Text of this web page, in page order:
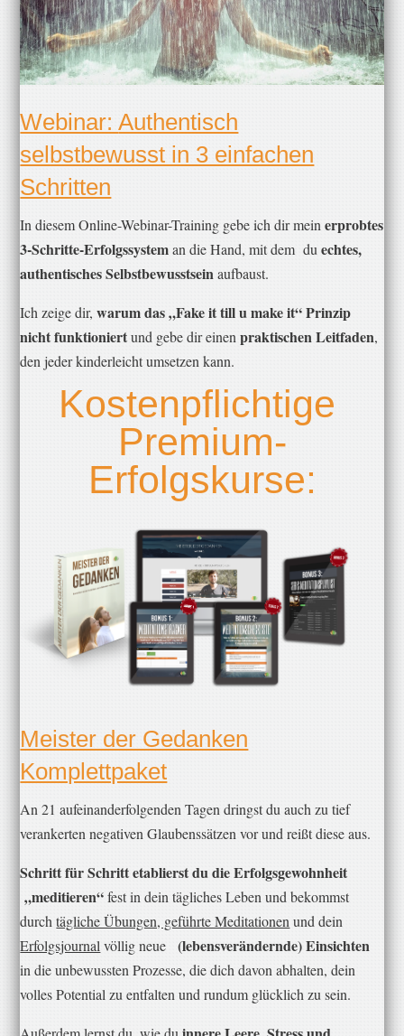
​Webinar:Authentisch
selbstbewusst in 3 einfachen
Schritten
​In diesem Online-Webinar-Training gebe ich dir meinerprobtes
3-Schritte-Erfolgssysteman die Hand, mit dem duechtes,
authentisches Selbstbewusstseinaufbaust.
Ich zeige dir,warum das „Fake it till u make it“ Prinzip
nicht funktioniertund gebe dir einen praktischen Leitfaden,
den jeder kinderleicht umsetzen kann.
​Kostenpflichtige ​
Premium-
Erfolgskurse:
​Meister der Gedanken
Komplettpaket
​An 21 aufeinanderfolgenden Tagen dringst du auch zu tief
verankerten negativen Glaubenssätzen vor und reißt diese aus.
Schritt für Schritt etablierst du die Erfolgsgewohnheit
„meditieren“fest in dein tägliches Leben und bekommst
durchtägliche Übungen, geführte Meditationen und dein
Erfolgsjournal völlig neue(lebensverändernde) Einsichten
in die unbewussten Prozesse, die dich davon abhalten, dein
volles Potential zu entfalten und rundum glücklich zu sein.